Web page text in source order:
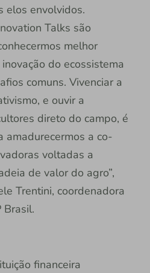
elos envolvidos.
Talks são
melhor
do ecossistema
comuns. Vivenciar a
e ouvir a
direto do campo, é
amadurecermos a co-
voltadas a
de valor do agro”,
Trentini, coordenadora
Brasil.
financeira